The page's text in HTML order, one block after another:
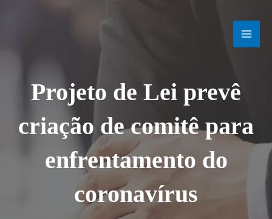
Projeto de Lei prevê
criação de comitê para
enfrentamento do
coronavírus